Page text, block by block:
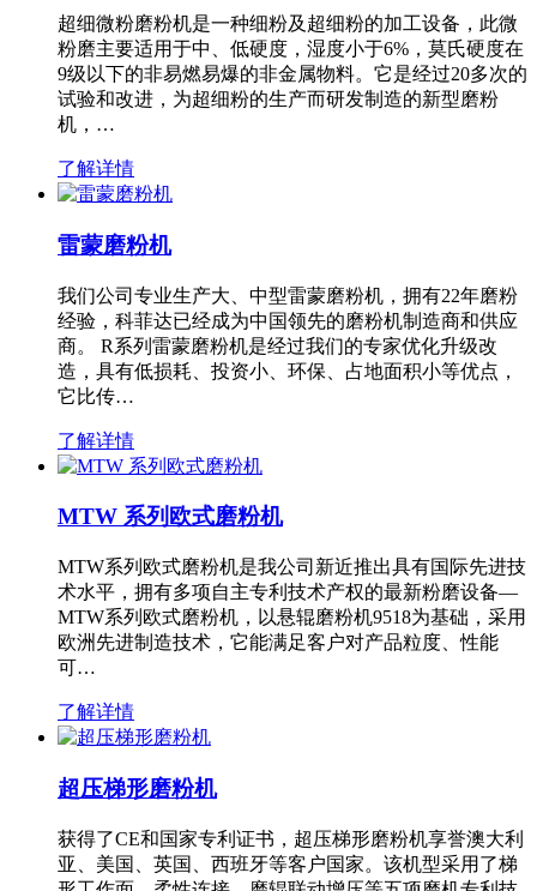
超细微粉磨粉机是一种细粉及超细粉的加工设备，此微
粉磨主要适用于中、低硬度，湿度小于6%，莫氏硬度在
9级以下的非易燃易爆的非金属物料。它是经过20多次的
试验和改进，为超细粉的生产而研发制造的新型磨粉
机，…
了解详情
雷蒙磨粉机
我们公司专业生产大、中型雷蒙磨粉机，拥有22年磨粉
经验，科菲达已经成为中国领先的磨粉机制造商和供应
商。 R系列雷蒙磨粉机是经过我们的专家优化升级改
造，具有低损耗、投资小、环保、占地面积小等优点，
它比传…
了解详情
MTW 系列欧式磨粉机
MTW系列欧式磨粉机是我公司新近推出具有国际先进技
术水平，拥有多项自主专利技术产权的最新粉磨设备—
MTW系列欧式磨粉机，以悬辊磨粉机9518为基础，采用
欧洲先进制造技术，它能满足客户对产品粒度、性能
可…
了解详情
超压梯形磨粉机
获得了CE和国家专利证书，超压梯形磨粉机享誉澳大利
亚、美国、英国、西班牙等客户国家。该机型采用了梯